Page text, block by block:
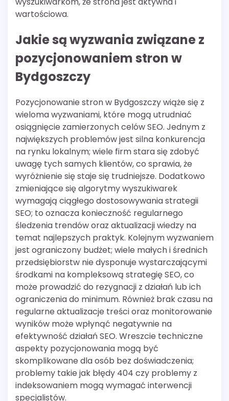
wartościowa.
Jakie są wyzwania związane z
pozycjonowaniem stron w
Bydgoszczy
Pozycjonowanie stron w Bydgoszczy wiąże się z
wieloma wyzwaniami, które mogą utrudniać
osiągnięcie zamierzonych celów SEO. Jednym z
największych problemów jest silna konkurencja
na rynku lokalnym; wiele firm stara się zdobyć
uwagę tych samych klientów, co sprawia, że
wyróżnienie się staje się trudniejsze. Dodatkowo
zmieniające się algorytmy wyszukiwarek
wymagają ciągłego dostosowywania strategii
SEO; to oznacza konieczność regularnego
śledzenia trendów oraz aktualizacji wiedzy na
temat najlepszych praktyk. Kolejnym wyzwaniem
jest ograniczony budżet; wiele małych i średnich
przedsiębiorstw nie dysponuje wystarczającymi
środkami na kompleksową strategię SEO, co
może prowadzić do rezygnacji z działań lub ich
ograniczenia do minimum. Również brak czasu na
regularne aktualizacje treści oraz monitorowanie
wyników może wpłynąć negatywnie na
efektywność działań SEO. Wreszcie techniczne
aspekty pozycjonowania mogą być
skomplikowane dla osób bez doświadczenia;
problemy takie jak błędy 404 czy problemy z
indeksowaniem mogą wymagać interwencji
specjalistów.